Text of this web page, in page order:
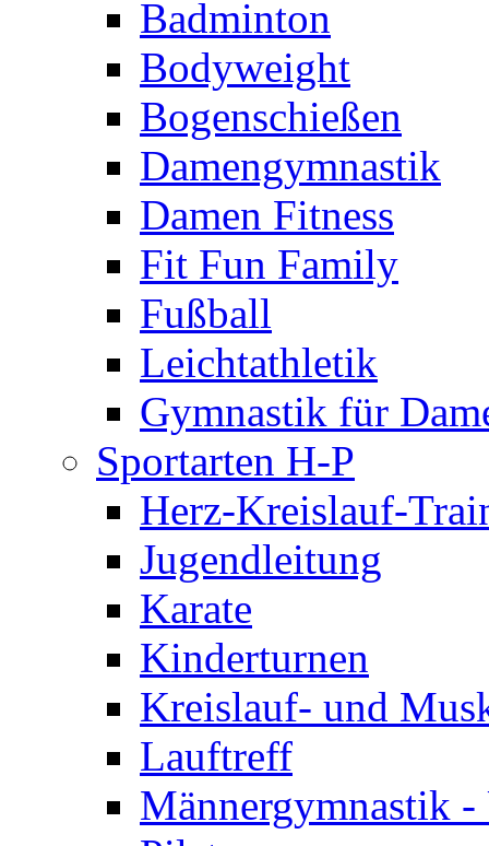
Badminton
Bodyweight
Bogenschießen
Damengymnastik
Damen Fitness
Fit Fun Family
Fußball
Leichtathletik
Gymnastik für
Sportarten H-P
Herz-Kreislauf-
Jugendleitung
Karate
Kinderturnen
Kreislauf- und
Lauftreff
Männergymnastik